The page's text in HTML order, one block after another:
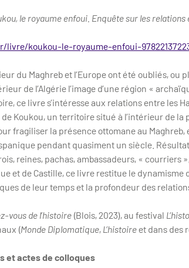
le royaume enfoui. Enquête sur les
livre/koukou-le-royaume-enfoui-
du Maghreb et l’Europe ont été oubliés,
de l’Algérie l’image d’une région «
ce livre s’intéresse aux relations entre les
Koukou, un territoire situé à l’intérieur de la
fragiliser la présence ottomane au
pendant quasiment un siècle.
reines, pachas, ambassadeurs, « courriers
et de Castille, ce livre restitue le
de leur temps et la profondeur des
vous de l’histoire(Blois, 2023), au festival
(Monde Diplomatique, L’histoireet dans des
et actes de colloques